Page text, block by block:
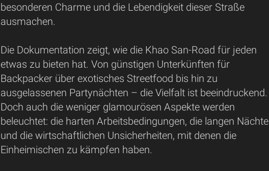
besonderen Charme und die Lebendigkeit dieser Straße
ausmachen.
Die Dokumentation zeigt, wie die Khao San-Road für jeden
etwas zu bieten hat. Von günstigen Unterkünften für
Backpacker über exotisches Streetfood bis hin zu
ausgelassenen Partynächten – die Vielfalt ist beeindruckend.
Doch auch die weniger glamourösen Aspekte werden
beleuchtet: die harten Arbeitsbedingungen, die langen Nächte
und die wirtschaftlichen Unsicherheiten, mit denen die
Einheimischen zu kämpfen haben.